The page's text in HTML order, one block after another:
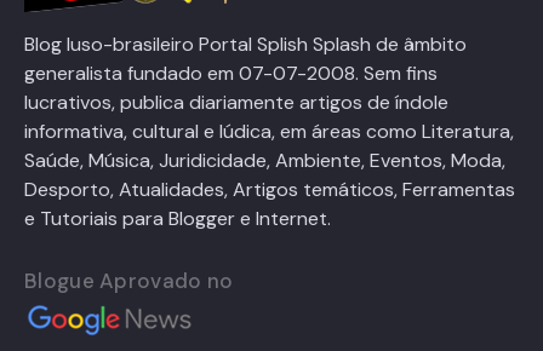
Blog luso-brasileiro Portal Splish Splash de âmbito
generalista fundado em 07-07-2008. Sem fins
lucrativos, publica diariamente artigos de índole
informativa, cultural e lúdica, em áreas como Literatura,
Saúde, Música, Juridicidade, Ambiente, Eventos, Moda,
Desporto, Atualidades, Artigos temáticos, Ferramentas
e Tutoriais para Blogger e Internet.
Blogue Aprovado no